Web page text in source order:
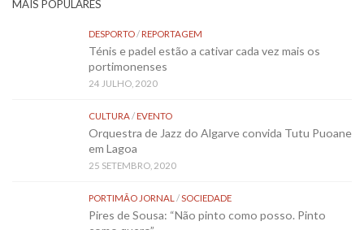
MAIS POPULARES
DESPORTO/REPORTAGEM
Ténis e padel estão a cativar cada vez mais os
portimonenses
24 JULHO, 2020
CULTURA/EVENTO
Orquestra de Jazz do Algarve convida Tutu Puoane
em Lagoa
25 SETEMBRO, 2020
PORTIMÃO JORNAL /SOCIEDADE
Pires de Sousa: “Não pinto como posso. Pinto